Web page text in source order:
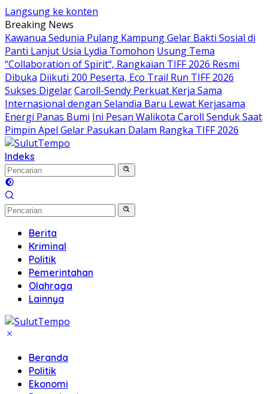
Langsung ke konten
Breaking News
Kawanua Sedunia Pulang Kampung Gelar Bakti Sosial di
Panti Lanjut Usia Lydia Tomohon Usung Tema
“Collaboration of Spirit“, Rangkaian TIFF 2026 Resmi
Dibuka Diikuti 200 Peserta, Eco Trail Run TIFF 2026
Sukses DigelarCaroll-Sendy Perkuat Kerja Sama
Internasional dengan Selandia Baru Lewat Kerjasama
Energi Panas Bumi Ini Pesan Walikota Caroll Senduk Saat
Pimpin Apel Gelar Pasukan Dalam Rangka TIFF 2026
Indeks
Berita
Kriminal
Politik
Pemerintahan
Olahraga
Lainnya
Beranda
Politik
Ekonomi